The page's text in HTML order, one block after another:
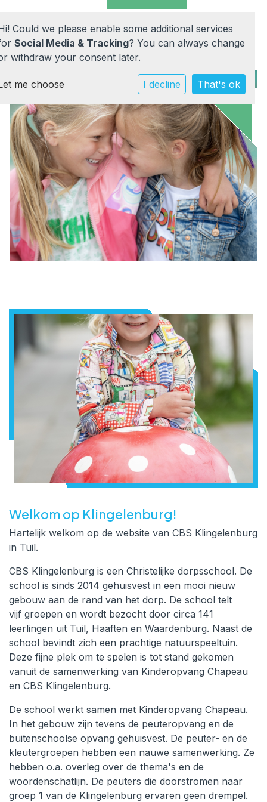
Home
Onze school
Praktische info
Werken bij
Documenten
Contact
Welkom op Klingelenburg!
Hartelijk welkom op de website van CBS Klingelenburg
in Tuil.
CBS Klingelenburg is een Christelijke dorpsschool. De
school is sinds 2014 gehuisvest in een mooi nieuw
gebouw aan de rand van het dorp. De school telt
vijf groepen en wordt bezocht door circa 141
leerlingen uit Tuil, Haaften en Waardenburg. Naast de
school bevindt zich een prachtige natuurspeeltuin.
Deze fijne plek om te spelen is tot stand gekomen
vanuit de samenwerking van Kinderopvang Chapeau
en CBS Klingelenburg.
De school werkt samen met Kinderopvang Chapeau.
In het gebouw zijn tevens de peuteropvang en de
buitenschoolse opvang gehuisvest. De peuter- en de
kleutergroepen hebben een nauwe samenwerking. Ze
hebben o.a. overleg over de thema's en de
woordenschatlijn. De peuters die doorstromen naar
groep 1 van de Klingelenburg ervaren geen drempel.
Could we please enable some additional services
Social Media & Tracking? You can always change
withdraw your consent later.
me choose I decline That's ok